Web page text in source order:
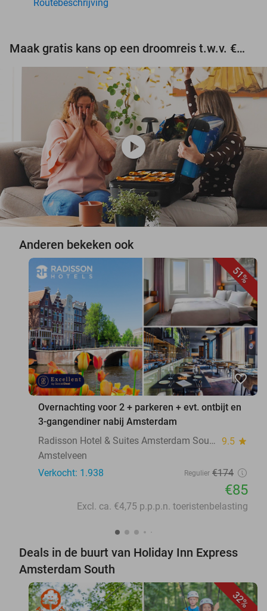
Routebeschrijving
Maak gratis kans op een droomreis t.w.v. €3.000!
play_circle
Anderen bekeken ook
51%
favorite_border
Overnachting voor 2 + parkeren + evt. ontbijt en
3-gangendiner nabij Amsterdam
Radisson Hotel & Suites Amsterdam South
9.5 star
Amstelveen
Verkocht: 1.938
Regulier €174
€85
Excl. ca. €4,75 p.p.p.n. toeristenbelasting
Deals in de buurt van Holiday Inn Express
Amsterdam South
32%